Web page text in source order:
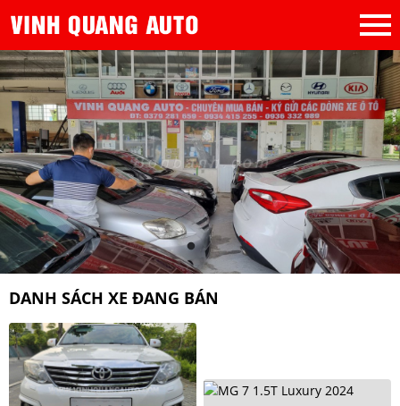
DANH SÁCH XE ĐANG BÁN